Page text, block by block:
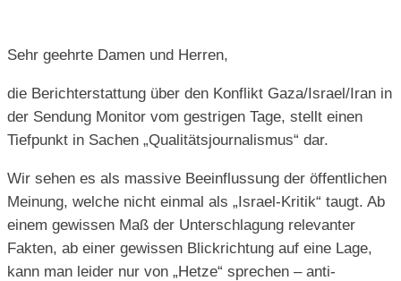
Sehr geehrte Damen und Herren,
die Berichterstattung über den Konflikt Gaza/Israel/Iran in
der Sendung Monitor vom gestrigen Tage, stellt einen
Tiefpunkt in Sachen „Qualitätsjournalismus“ dar.
Wir sehen es als massive Beeinflussung der öffentlichen
Meinung, welche nicht einmal als „Israel-Kritik“ taugt. Ab
einem gewissen Maß der Unterschlagung relevanter
Fakten, ab einer gewissen Blickrichtung auf eine Lage,
kann man leider nur von „Hetze“ sprechen – anti-